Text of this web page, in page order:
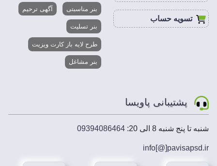
تسویه حساب
بنر مناسبتی آگهی ترحیم
بنر تسلیت
طرح لایه باز کارت ویزیت
بنر مشاغل
پشتیبانی پاویسا
شنبه تا پنج شنبه 8 الی 20: 09394086464
info[@]pavisapsd.ir